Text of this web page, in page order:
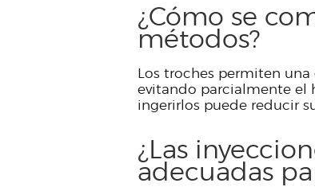
¿Cómo se
métodos?
Los troches permiten
evitando parcialmente el
ingerirlos puede reducir
¿Las
adecuadas